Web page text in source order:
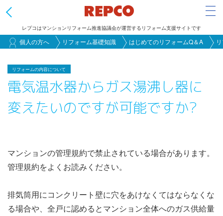
移
レプコはマンションリフォーム推進協議会が運営するリフォーム支援サイトです
個人の方へ リフォーム基礎知識 はじめてのリフォームQ＆A
リフォームの内容について
電気温水器からガス湯沸し器に
変えたいのですが可能ですか?
マンションの管理規約で禁止されている場合があります。
管理規約をよくお読みください。
排気筒用にコンクリート壁に穴をあけなくてはならなくな
る場合や、全戸に認めるとマンション全体へのガス供給量